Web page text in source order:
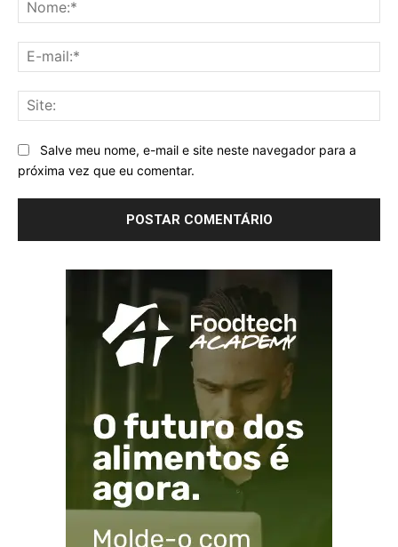
Salve meu nome, e-mail e site neste navegador para a
próxima vez que eu comentar.